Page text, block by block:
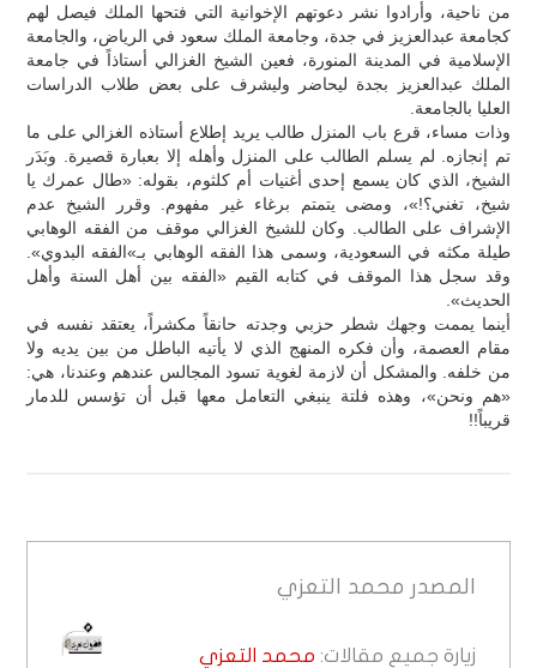
من ناحية، وأرادوا نشر دعوتهم الإخوانية التي فتحها الملك فيصل لهم
كجامعة عبدالعزيز في جدة، وجامعة الملك سعود في الرياض، والجامعة
الإسلامية في المدينة المنورة، فعين الشيخ الغزالي أستاذاً في جامعة
الملك عبدالعزيز بجدة ليحاضر وليشرف على بعض طلاب الدراسات
العليا بالجامعة.
وذات مساء، قرع باب المنزل طالب يريد إطلاع أستاذه الغزالي على ما
تم إنجازه. لم يسلم الطالب على المنزل وأهله إلا بعبارة قصيرة. وبَدَر
الشيخ، الذي كان يسمع إحدى أغنيات أم كلثوم، بقوله: «طال عمرك يا
شيخ، تغني؟!»، ومضى يتمتم برغاء غير مفهوم. وقرر الشيخ عدم
الإشراف على الطالب. وكان للشيخ الغزالي موقف من الفقه الوهابي
طيلة مكثه في السعودية، وسمى هذا الفقه الوهابي بـ»الفقه البدوي».
وقد سجل هذا الموقف في كتابه القيم «الفقه بين أهل السنة وأهل
الحديث».
أينما يممت وجهك شطر حزبي وجدته حانقاً مكشراً، يعتقد نفسه في
مقام العصمة، وأن فكره المنهج الذي لا يأتيه الباطل من بين يديه ولا
من خلفه. والمشكل أن لازمة لغوية تسود المجالس عندهم وعندنا، هي:
«هم ونحن»، وهذه فلتة ينبغي التعامل معها قبل أن تؤسس للدمار
قريباً!!
المصدر محمد التعزي
زيارة جميع مقالات: محمد التعزي